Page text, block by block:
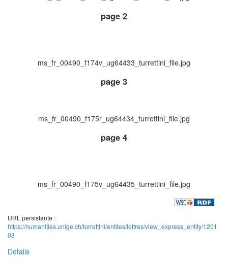
page 2
ms_fr_00490_f174v_ug64433_turrettini_file.jpg
page 3
ms_fr_00490_f175r_ug64434_turrettini_file.jpg
page 4
ms_fr_00490_f175v_ug64435_turrettini_file.jpg
URL persistante :
https://humanities.unige.ch/turrettini/entites/lettres/view_express_entity/1201
03
Détails